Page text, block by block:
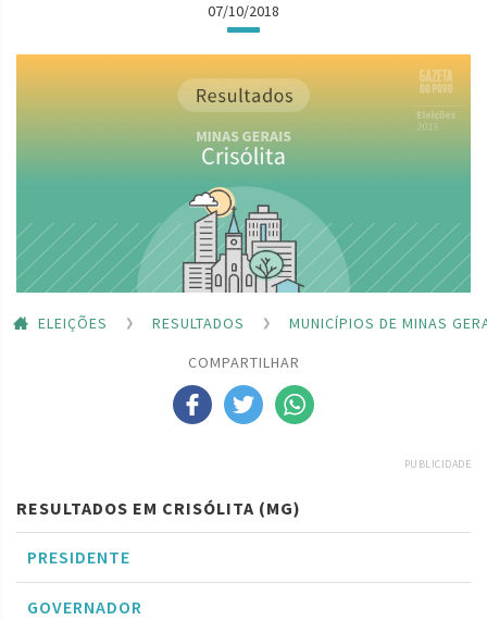
07/10/2018
ELEIÇÕES RESULTADOS
MUNICÍPIOS DE MINAS
COMPARTILHAR
PUBLICIDADE
RESULTADOS EM CRISÓLITA (MG)
PRESIDENTE
GOVERNADOR